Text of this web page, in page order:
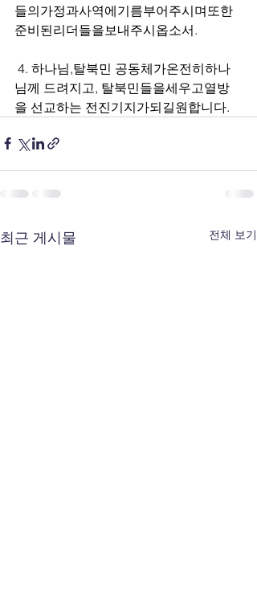
들의가정과사역에기름부어주시며또한
준비된리더들을보내주시옵소서.
4. 하나님,탈북민 공동체가온전히하나
님께 드려지고, 탈북민들을세우고열방
을 선교하는 전진기지가되길원합니다.
최근 게시물 전체 보기